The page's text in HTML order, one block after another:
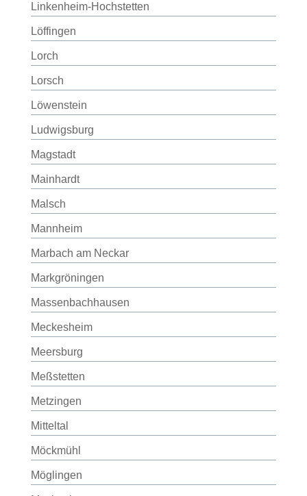
Linkenheim-Hochstetten
Löffingen
Lorch
Lorsch
Löwenstein
Ludwigsburg
Magstadt
Mainhardt
Malsch
Mannheim
Marbach am Neckar
Markgröningen
Massenbachhausen
Meckesheim
Meersburg
Meßstetten
Metzingen
Mitteltal
Möckmühl
Möglingen